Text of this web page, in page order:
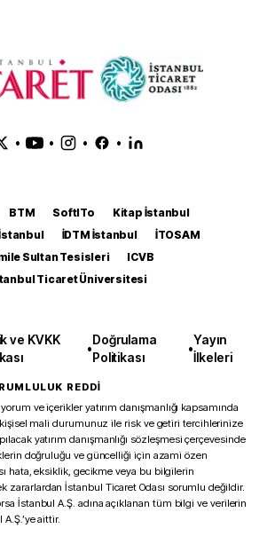
• • • •
BTM SoftITo
Kitap İstanbul
İDTM İstanbul
İTOSAM
Sultan Tesisleri
ICVB
Ticaret Üniversitesi
ve KVKK
•
Doğrulama
Politikası
•
Yayın
İlkeleri
REDDİ
ve içerikler yatırım danışmanlığı kapsamında
kişisel mali durumunuz ile risk ve getiri tercihlerinize
yatırım danışmanlığı sözleşmesi çerçevesinde
doğruluğu ve güncelliği için azami özen
hata, eksiklik, gecikme veya bu bilgilerin
zararlardan İstanbul Ticaret Odası sorumlu değildir.
İstanbul A.Ş. adına açıklanan tüm bilgi ve verilerin
aittir.